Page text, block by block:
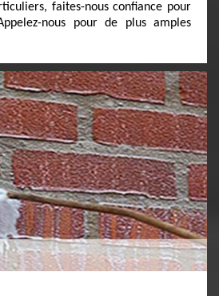
faites-nous confiance pour
nous pour de plus amples